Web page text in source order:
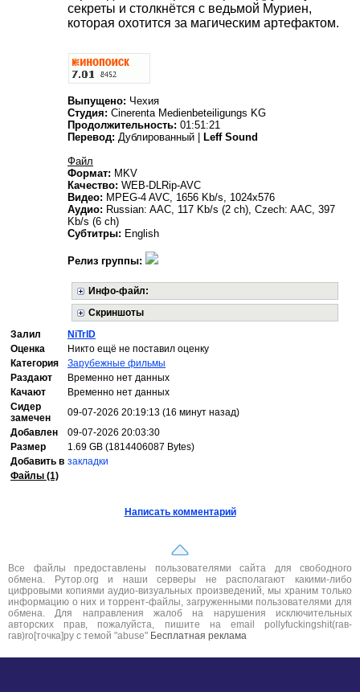
секреты и столкнётся с ведьмой Муриен,
которая охотится за магическим артефактом.
Выпущено: Чехия
Студия: Cinerenta Medienbeteiligungs KG
Продолжительность: 01:51:21
Перевод: Дублированный |
Leff Sound
Файл
Формат: MKV
Качество: WEB-DLRip-AVC
Видео: MPEG-4 AVC, 1656 Kb/s, 1024x576
Аудио: Russian: AAC, 117 Kb/s (2 ch), Czech: AAC, 397
Kb/s (6 ch)
Субтитры: English
Релиз группы:
Инфо-файл:
Скриншоты
Залил
NiTrID
Оценка
Никто ещё не поставил оценку
Категория
Зарубежные фильмы
Раздают
Временно нет данных
Качают
Временно нет данных
Сидер
замечен
09-07-2026 20:19:13 (16 минут назад)
Добавлен
09-07-2026 20:03:30
Размер
1.69 GB (1814406087 Bytes)
Добавить в закладки
Файлы (1)
Написать комментарий
Все файлы предоставлены пользователями сайта для свободного
обмена. Рутор.org и наши серверы не располагают какими-либо
цифровыми копиями аудио-визуальных произведений, мы храним только
информацию о них и торрент-файлы, загруженными пользователями для
обмена. Для направления жалоб на нарушения исключительных
авторских прав, пожалуйста, пишите на email pollyfuckingshit(гав-
гав)ro[точка]ру с темой "abuse" Бесплатная реклама